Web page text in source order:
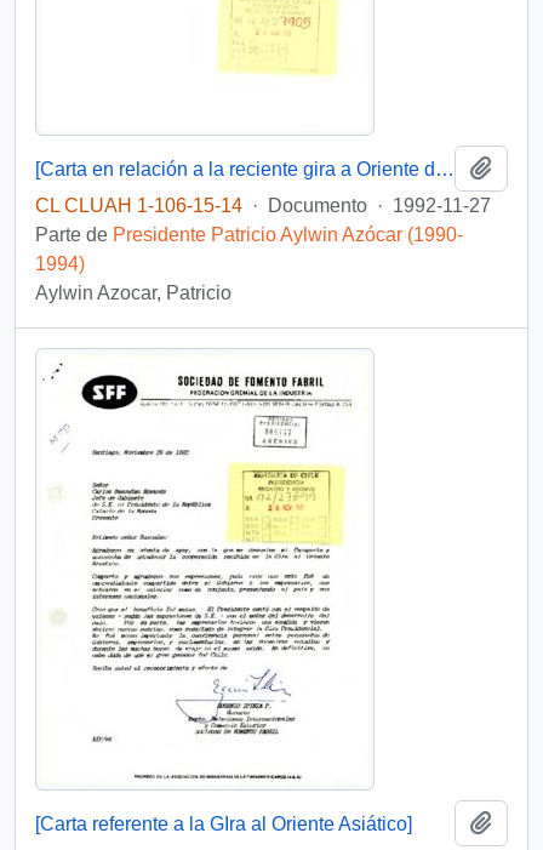
[Carta en relación a la reciente gira a Oriente de Gearbulk Chile Ltda.]
CL CLUAH 1-106-15-14 · Documento · 1992-11-27
Parte de Presidente Patricio Aylwin Azócar (1990-
1994)
Aylwin Azocar, Patricio
[Carta referente a la GIra al Oriente Asiático]